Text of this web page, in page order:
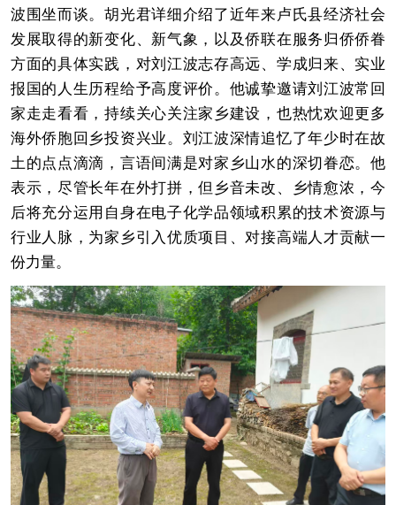
波围坐而谈。胡光君详细介绍了近年来卢氏县经济社会
发展取得的新变化、新气象，以及侨联在服务归侨侨眷
方面的具体实践，对刘江波志存高远、学成归来、实业
报国的人生历程给予高度评价。他诚挚邀请刘江波常回
家走走看看，持续关心关注家乡建设，也热忱欢迎更多
海外侨胞回乡投资兴业。刘江波深情追忆了年少时在故
土的点点滴滴，言语间满是对家乡山水的深切眷恋。他
表示，尽管长年在外打拼，但乡音未改、乡情愈浓，今
后将充分运用自身在电子化学品领域积累的技术资源与
行业人脉，为家乡引入优质项目、对接高端人才贡献一
份力量。